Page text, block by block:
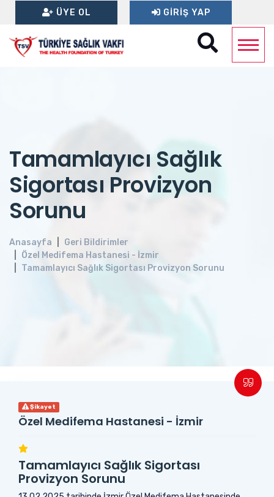
ÜYE OL GIRIŞ YAP
Tamamlayıcı Sağlık
Sigortası Provizyon
Sorunu
Anasayfa
Geri Bildirimler
Özel Medifema Hastanesi - İzmir
Tamamlayıcı Sağlık Sigortası Provizyon Sorunu
Şikayet
Özel Medifema Hastanesi - İzmir
Tamamlayıcı Sağlık Sigortası
Provizyon Sorunu